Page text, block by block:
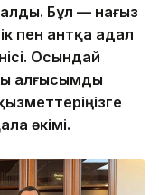
Бұл — нағыз
пен антқа адал
Осындай
алғысымды
әкімі.